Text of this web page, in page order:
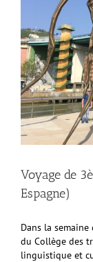
Voyage de
Espagne)
Dans la
du Collège des
linguistique et